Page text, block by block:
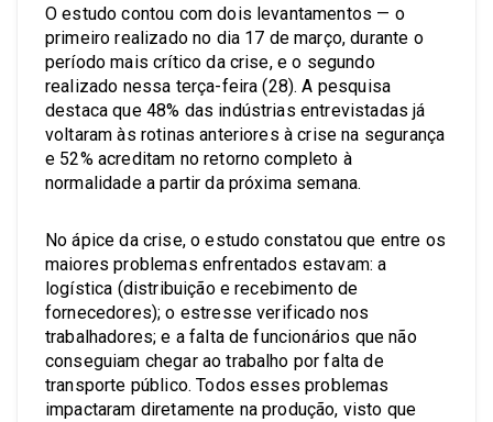
O estudo contou com dois levantamentos — o
primeiro realizado no dia 17 de março, durante o
período mais crítico da crise, e o segundo
realizado nessa terça-feira (28). A pesquisa
destaca que 48% das indústrias entrevistadas já
voltaram às rotinas anteriores à crise na segurança
e 52% acreditam no retorno completo à
normalidade a partir da próxima semana.
No ápice da crise, o estudo constatou que entre os
maiores problemas enfrentados estavam: a
logística (distribuição e recebimento de
fornecedores); o estresse verificado nos
trabalhadores; e a falta de funcionários que não
conseguiam chegar ao trabalho por falta de
transporte público. Todos esses problemas
impactaram diretamente na produção, visto que